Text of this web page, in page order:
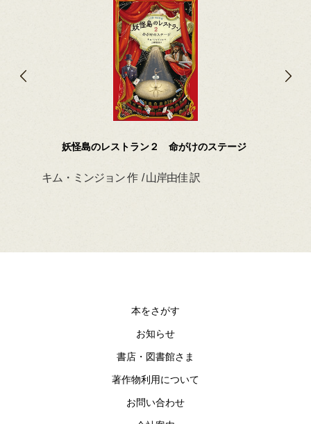
妖怪島のレストラン２ 命がけのステージ
キム・ミンジョン 作 / 山岸由佳 訳
本をさがす
お知らせ
書店・図書館さま
著作物利用について
お問い合わせ